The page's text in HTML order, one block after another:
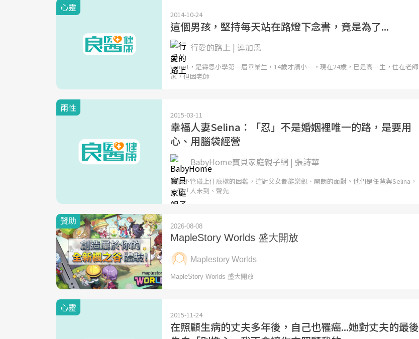
心靈
2014-10-24
這個男孩，堅持每天站在路燈下念書，竟是為了...
行愛的路上 | 連加恩
Lamet，是霖恩小學第一屆畢業生，14歲才讀小一，現在24歲，已是高一生，住在老師
家，但因老師
兩性
2015-03-11
幸福人妻Selina：「忍」不是婚姻裡唯一的路，是要用
心、用腦袋經營
BabyHome寶貝家庭親子網 | 張詩華
好像不管碰上什麼樣的困難，這對父女都能樂觀、開朗的面對。他們是任爸與Selina，
一個「人未到、聲先
心靈
2015-11-24
在照顧生病的丈夫多年後，自己也罹癌...她對丈夫的最後